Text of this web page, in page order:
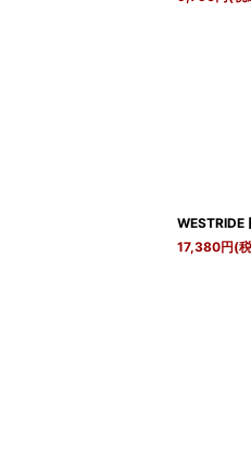
WESTRIDE
17,380円(